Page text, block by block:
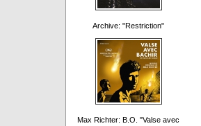
Archive: "Restriction"
Max Richter: B.O. "Valse avec